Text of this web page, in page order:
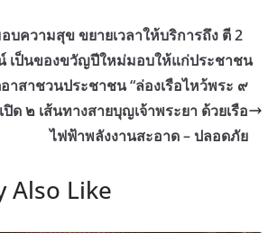
บความสุข ขยายเวลาให้บริการถึง ตี 2
เป็นของขวัญปีใหม่มอบให้แก่ประชาชน
อาสาชวนประชาชน “ล่องเรือไหว้พระ ๙
ปิด ๒ เส้นทางสายบุญเจ้าพระยา ด้วยเรือ
ไฟฟ้าพลังงานสะอาด – ปลอดภัย
Also Like